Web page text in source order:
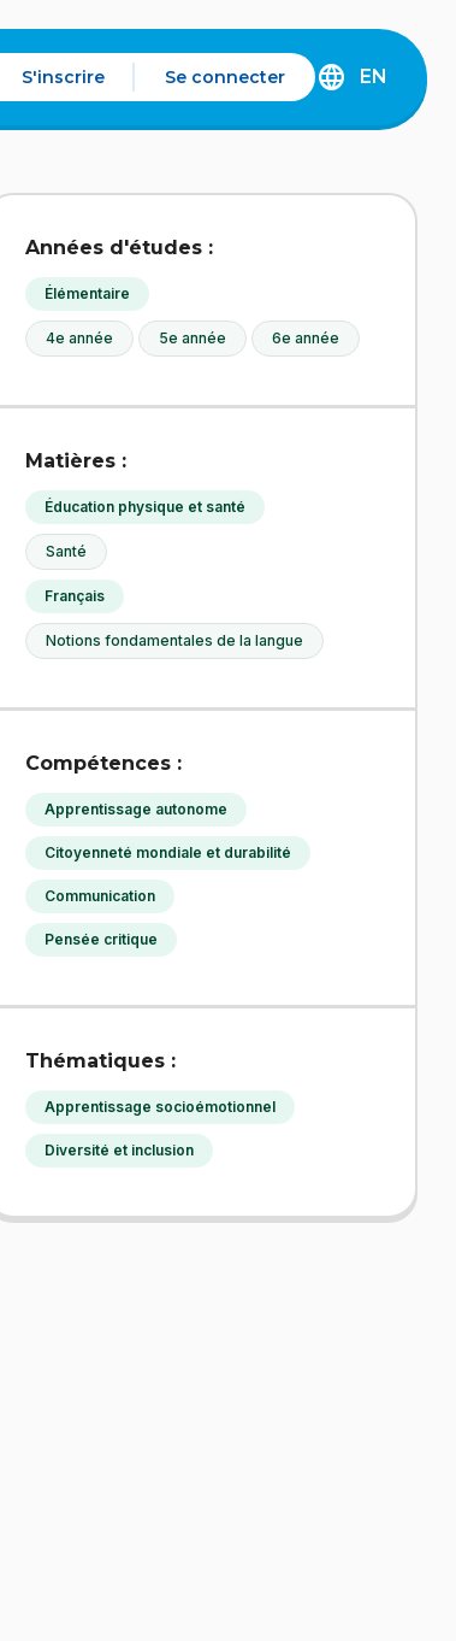
onglet.
S'inscrire Se connecter
DISCOVER
EN
Années d'études :
Élémentaire
4e année 5e année 6e année
Matières :
Éducation physique et santé
Santé
Français
Notions fondamentales de la langue
Compétences :
Apprentissage autonome
Citoyenneté mondiale et durabilité
Communication
Pensée critique
Thématiques :
Apprentissage socioémotionnel
Diversité et inclusion